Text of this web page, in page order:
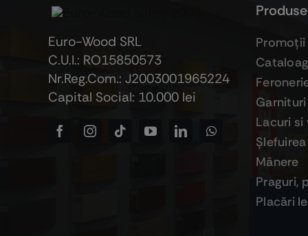
Euro-Wood SRL
C.U.I.: RO15850573
Nr.Reg.Com.: J2003001965224
Capital Social: 10.000 lei
Promoţii
Lacuri si
Mânere
Praguri,
Placări